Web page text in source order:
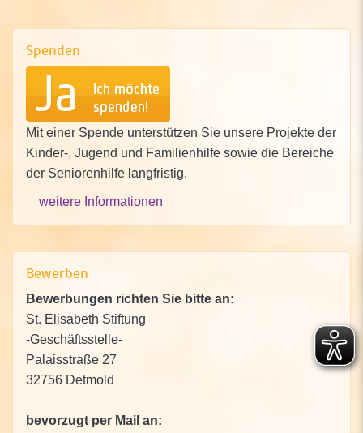
Spenden
Mit einer Spende unterstützen Sie unsere Projekte der
Kinder-, Jugend und Familienhilfe sowie die Bereiche
der Seniorenhilfe langfristig.
weitere Informationen
Bewerben
Bewerbungen richten Sie bitte an:
St. Elisabeth Stiftung
-Geschäftsstelle-
Palaisstraße 27
32756 Detmold
bevorzugt per Mail an: